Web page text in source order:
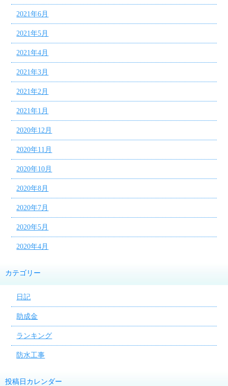
2021年6月
2021年5月
2021年4月
2021年3月
2021年2月
2021年1月
2020年12月
2020年11月
2020年10月
2020年8月
2020年7月
2020年5月
2020年4月
カテゴリー
日記
助成金
ランキング
防水工事
投稿日カレンダー